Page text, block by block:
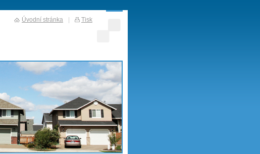
Úvodní stránka Tisk